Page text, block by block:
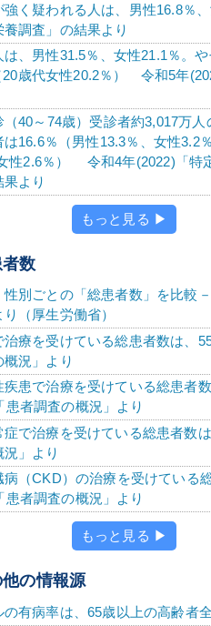
強く疑われる人は、男性16.8％
調査」の結果より
は、男性31.5％、女性21.1％。
20歳代女性20.2％） 令和5年
（40～74歳）受診者約3,017万
は16.6％（男性13.3％、女性3.2
性2.6％） 令和4年(2022)「特
より
もっと見る ▶
数
性別ごとの「総患者数」を比較
（厚生労働省）
治療を受けている総患者数は
況」より
疾患で治療を受けている総患者
患者調査の概況」より
症で治療を受けている総患者数
」より
病（CKD）の治療を受けてい
患者調査の概況」より
もっと見る ▶
の情報源
の有病率は、65歳以上の高齢者